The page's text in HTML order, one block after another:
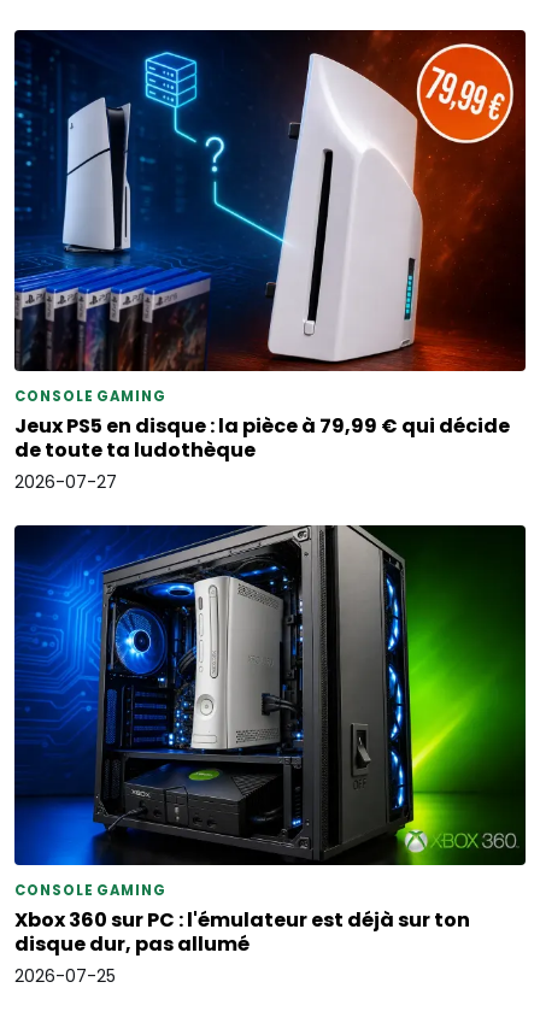
CONSOLE GAMING
Jeux PS5 en disque : la pièce à 79,99 € qui décide
de toute ta ludothèque
2026-07-27
CONSOLE GAMING
Xbox 360 sur PC : l'émulateur est déjà sur ton
disque dur, pas allumé
2026-07-25